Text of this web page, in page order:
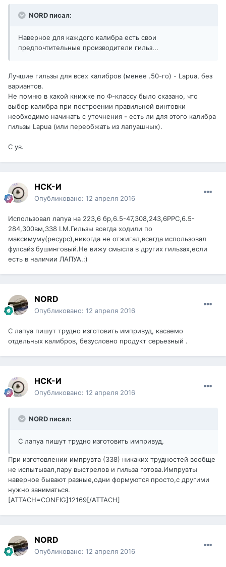
NORD писал:
Наверное для каждого калибра есть свои
предпочтительные производители гильз...
Лучшие гильзы для всех калибров (менее .50-го) - Lapua, без
вариантов.
Не помню в какой книжке по Ф-классу было сказано, что
выбор калибра при построении правильной винтовки
необходимо начинать с уточнения - есть ли для этого калибра
гильзы Lapua (или переобжать из лапуашных).
С ув.
НСК-И
Опубликовано: 12 апреля 2016
Использовал лапуа на 223,6 бр,6.5-47,308,243,6РРС,6.5-
284,300вм,338 LM.Гильзы всегда ходили по
максимуму(ресурс),никогда не отжигал,всегда использовал
фулсайз бушинговый.Не вижу смысла в других гильзах,если
есть в наличии ЛАПУА.:)
NORD
Опубликовано: 12 апреля 2016
С лапуа пишут трудно изготовить импривуд, касаемо
отдельных калибров, безусловно продукт серьезный .
НСК-И
Опубликовано: 12 апреля 2016
NORD писал:
С лапуа пишут трудно изготовить импривуд,
При изготовлении импрувта (338) никаких трудностей вообще
не испытывал,пару выстрелов и гильза готова.Импрувты
наверное бывают разные,одни формуются просто,с другими
нужно заниматься.
[ATTACH=CONFIG]12169[/ATTACH]
NORD
Опубликовано: 12 апреля 2016